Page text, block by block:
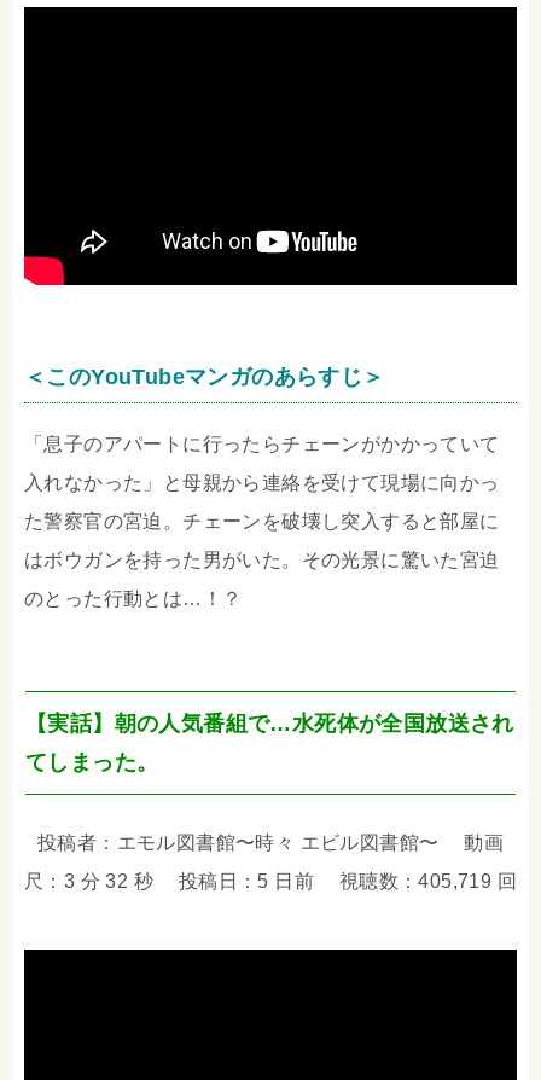
＜このYouTubeマンガのあらすじ＞
「息子のアパートに行ったらチェーンがかかっていて
入れなかった」と母親から連絡を受けて現場に向かっ
た警察官の宮迫。チェーンを破壊し突入すると部屋に
はボウガンを持った男がいた。その光景に驚いた宮迫
のとった行動とは…！？
【実話】朝の人気番組で…水死体が全国放送され
てしまった。
投稿者：エモル図書館〜時々 エビル図書館〜 動画
尺：3 分 32 秒 投稿日：5 日前 視聴数：405,719 回